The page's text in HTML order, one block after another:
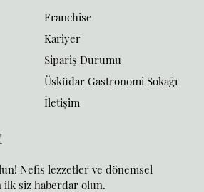
Franchise
Kariyer
Sipariş Durumu
Üsküdar Gastronomi Sokağı
İletişim
Nefis lezzetler ve dönemsel
ilk siz haberdar olun.